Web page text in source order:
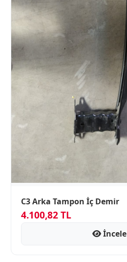
C3 Arka Tampon İç Demir
4.100,82 TL
İncele